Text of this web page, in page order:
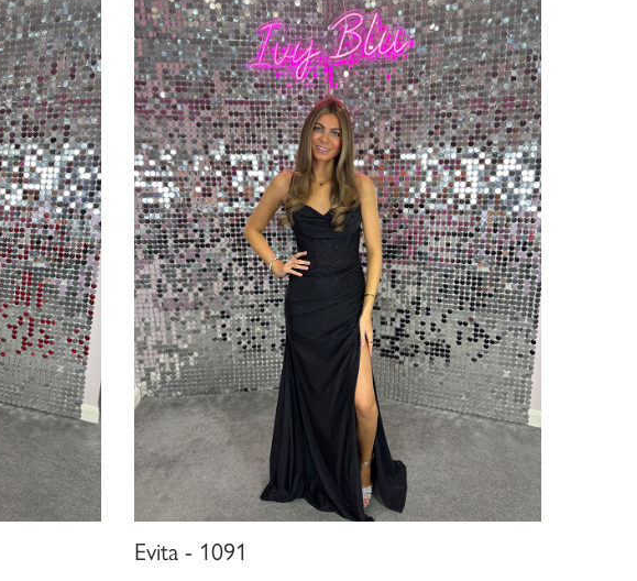
Evita - 1091